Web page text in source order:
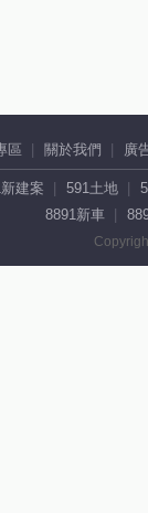
區 關於我們 廣
建案 591土地
8891新車